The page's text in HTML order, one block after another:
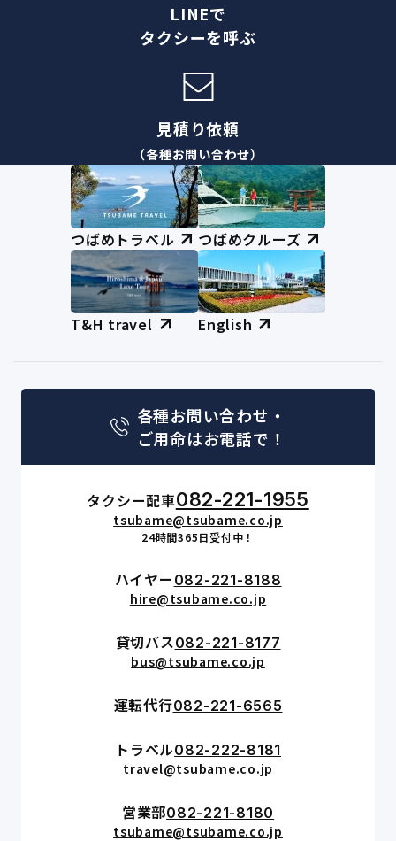
LINEで
タクシーを呼ぶ
見積り依頼
（各種お問い合わせ）
つばめトラベル つばめクルーズ
T&H travel English
各種お問い合わせ・
ご用命はお電話で！
タクシー配車082-221-1955
tsubame@tsubame.co.jp
24時間365日受付中！
ハイヤー 082-221-8188
hire@tsubame.co.jp
貸切バス082-221-8177
bus@tsubame.co.jp
運転代行082-221-6565
トラベル082-222-8181
travel@tsubame.co.jp
営業部082-221-8180
tsubame@tsubame.co.jp